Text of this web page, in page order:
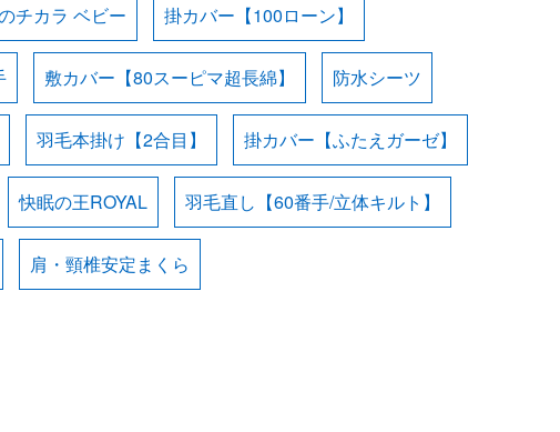
チカラ ベビー 掛カバー【100ローン】
敷カバー【80スーピマ超長綿】 防水シーツ
羽毛本掛け【2合目】 掛カバー【ふたえガーゼ】
快眠の王ROYAL 羽毛直し【60番手/立体キルト】
肩・頸椎安定まくら